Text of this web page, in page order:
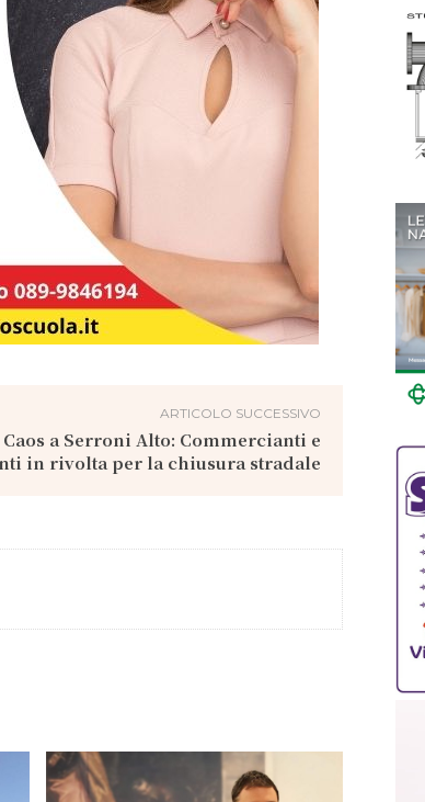
ARTICOLO SUCCESSIVO
a Serroni Alto: Commercianti e
in rivolta per la chiusura stradale